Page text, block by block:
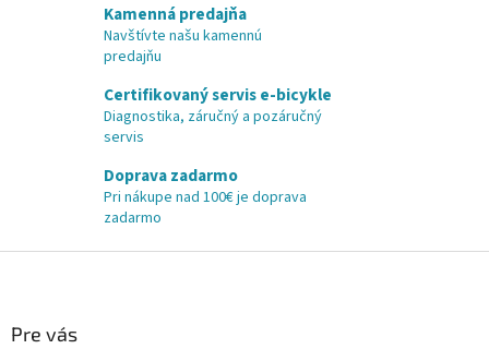
Kamenná predajňa
Navštívte našu kamennú
predajňu
Certifikovaný servis e-bicykle
Diagnostika, záručný a pozáručný
servis
Doprava zadarmo
Pri nákupe nad 100€ je doprava
zadarmo
Pre vás